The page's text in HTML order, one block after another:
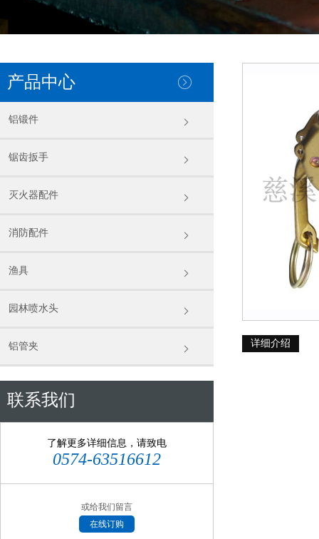
产品中心
铝锻件
锯齿扳手
灭火器配件
消防配件
渔具
园林喷水头
铝管夹
联系我们
了解更多详细信息，请致电
0574-63516612
或给我们留言
在线订购
详细介绍